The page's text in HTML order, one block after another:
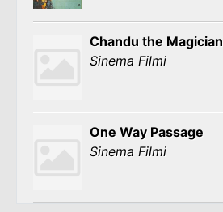
Chandu the Magician
Sinema Filmi
One Way Passage
Sinema Filmi